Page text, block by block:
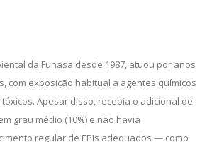
da Funasa desde 1987, atuou por anos
com exposição habitual a agentes químicos
Apesar disso, recebia o adicional de
grau médio (10%) e não havia
regular de EPIs adequados — como